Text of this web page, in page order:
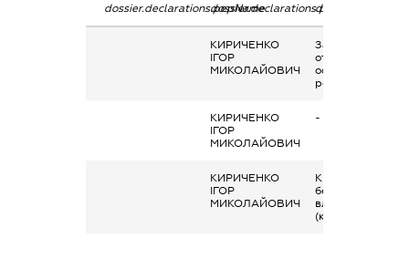
dossier.declarations.pepNamedossier.declarations.personName
КИРИЧЕНКО
ІГОР
МИКОЛАЙОВИЧ
Заробітна плата
отримана за
основним місцем
роботи
КИРИЧЕНКО
ІГОР
МИКОЛАЙОВИЧ
-
КИРИЧЕНКО
ІГОР
МИКОЛАЙОВИЧ
Кінцевий
бенефіціарний
власник
(контролер)